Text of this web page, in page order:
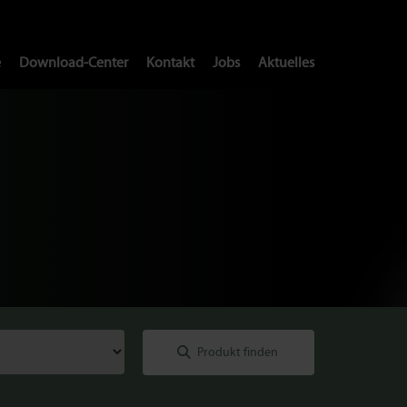
Download-Center Kontakt Jobs Aktuelles